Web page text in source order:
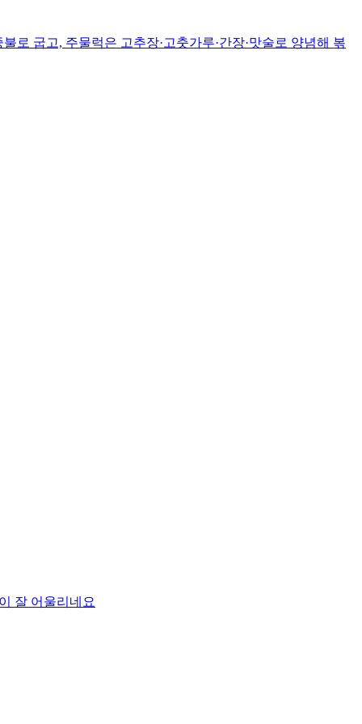
로 굽고, 주물럭은 고추장·고춧가루·간장·맛술로 양념해 볶
잘 어울리네요